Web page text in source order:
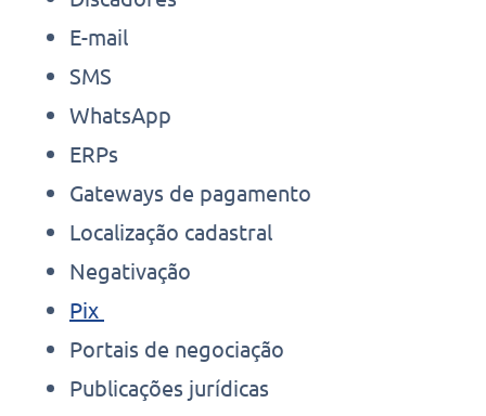
E-mail
SMS
WhatsApp
ERPs
Gateways de pagamento
Localização cadastral
Negativação
Pix
Portais de negociação
Publicações jurídicas